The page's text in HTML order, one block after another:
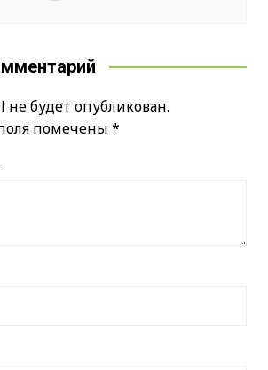
не будет опубликован.
помечены *